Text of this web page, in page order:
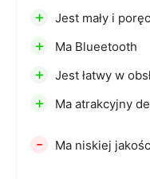
+ Jest mały i
+ Ma Blueetooth
+ Jest łatwy w
+ Ma atrakcyjny
- Ma niskiej